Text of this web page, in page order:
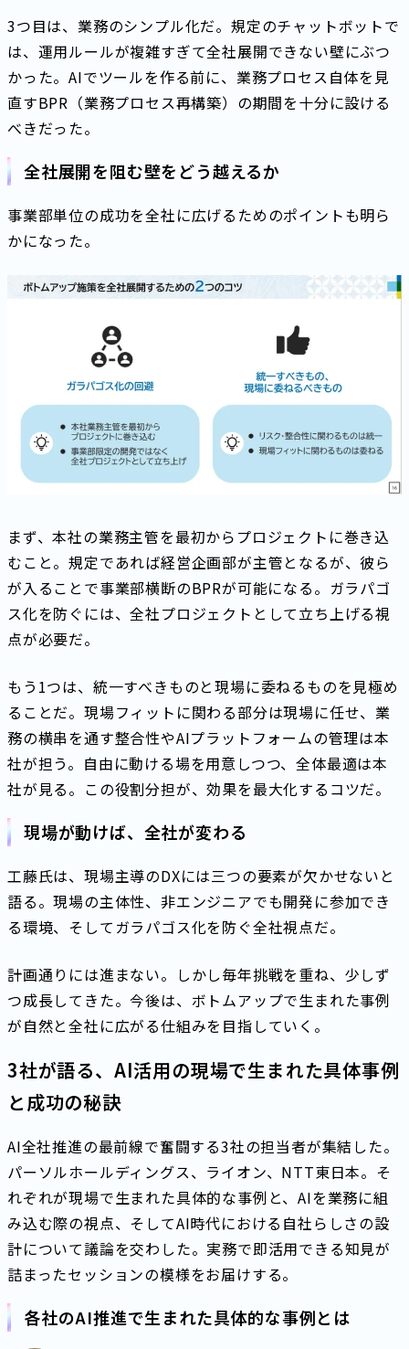
3つ目は、業務のシンプル化だ。規定のチャットボットで
は、運用ルールが複雑すぎて全社展開できない壁にぶつ
かった。AIでツールを作る前に、業務プロセス自体を見
直すBPR（業務プロセス再構築）の期間を十分に設ける
べきだった。
全社展開を阻む壁をどう越えるか
事業部単位の成功を全社に広げるためのポイントも明ら
かになった。
まず、本社の業務主管を最初からプロジェクトに巻き込
むこと。規定であれば経営企画部が主管となるが、彼ら
が入ることで事業部横断のBPRが可能になる。ガラパゴ
ス化を防ぐには、全社プロジェクトとして立ち上げる視
点が必要だ。
もう1つは、統一すべきものと現場に委ねるものを見極め
ることだ。現場フィットに関わる部分は現場に任せ、業
務の横串を通す整合性やAIプラットフォームの管理は本
社が担う。自由に動ける場を用意しつつ、全体最適は本
社が見る。この役割分担が、効果を最大化するコツだ。
現場が動けば、全社が変わる
工藤氏は、現場主導のDXには三つの要素が欠かせないと
語る。現場の主体性、非エンジニアでも開発に参加でき
る環境、そしてガラパゴス化を防ぐ全社視点だ。
計画通りには進まない。しかし毎年挑戦を重ね、少しず
つ成長してきた。今後は、ボトムアップで生まれた事例
が自然と全社に広がる仕組みを目指していく。
3社が語る、AI活用の現場で生まれた具体事例
と成功の秘訣
AI全社推進の最前線で奮闘する3社の担当者が集結した。
パーソルホールディングス、ライオン、NTT東日本。そ
れぞれが現場で生まれた具体的な事例と、AIを業務に組
み込む際の視点、そしてAI時代における自社らしさの設
計について議論を交わした。実務で即活用できる知見が
詰まったセッションの模様をお届けする。
各社のAI推進で生まれた具体的な事例とは